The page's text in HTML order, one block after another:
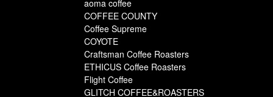
aoma coffee
COFFEE COUNTY
Coffee Supreme
COYOTE
Craftsman Coffee Roasters
ETHICUS Coffee Roasters
Flight Coffee
GLITCH COFFEE&ROASTERS